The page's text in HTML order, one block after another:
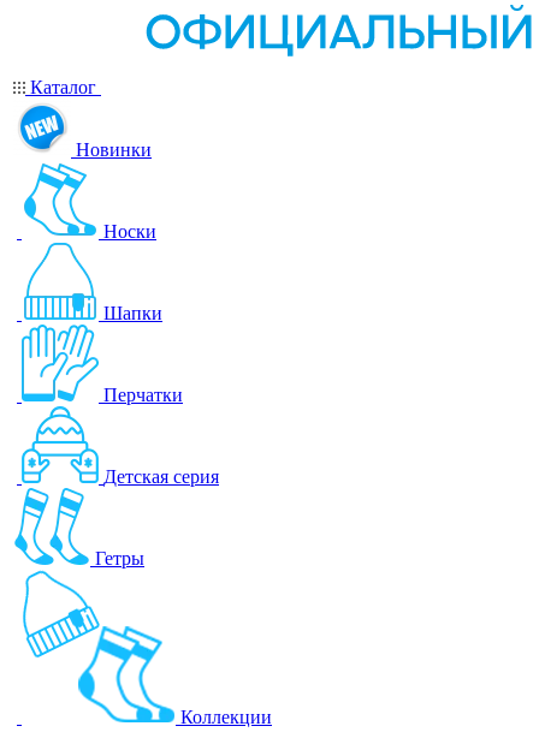
Каталог
Новинки
Носки
Шапки
Перчатки
Детская серия
Гетры
Коллекции